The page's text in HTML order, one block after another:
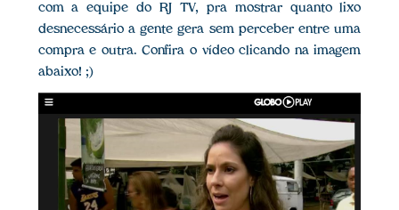
com a equipe do RJ TV, pra mostrar quanto lixo
desnecessário a gente gera sem perceber entre uma
compra e outra. Confira o vídeo clicando na imagem
abaixo! ;)